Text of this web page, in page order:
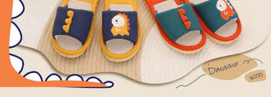
是否繳費成功／繳費後需取消欲退款等相關疑問，請聯繫「AFTEE先享後付
客戶支援中心」https://netprotections.freshdesk.com/support/home
【注意事項】
１．透過由恩沛科技股份有限公司提供之「AFTEE先享後付」服務完成之交
易，需依本服務之必要範圍內提供個人資料，並將交易相關給付款項請求債
權轉讓予恩沛科技股份有限公司。
２．關於個人資料處理事宜，請瀏覽以下網址：
每筆NT$80，滿NT$490(含以上)免運費
宅配
每筆NT$80，滿NT$490(含以上)免運費
離島宅配
每筆NT$150，滿NT$800(含以上)免運費